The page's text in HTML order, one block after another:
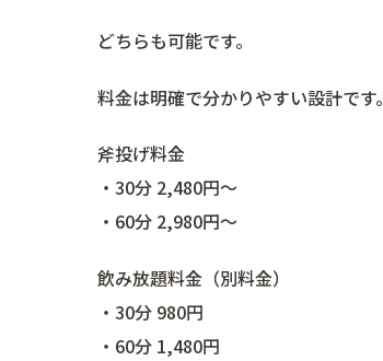
どちらも可能です。
料金は明確で分かりやすい設計です。
斧投げ料金
・30分 2,480円〜
・60分 2,980円〜
飲み放題料金（別料金）
・30分 980円
・60分 1,480円